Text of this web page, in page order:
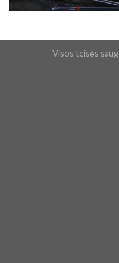
Visos teisės